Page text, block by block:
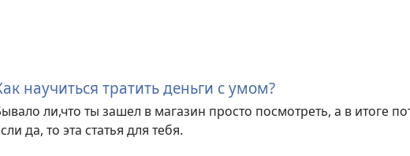
научиться тратить деньги с умом?
ли,что ты зашел в магазин просто посмотреть, а в итоге
да, то эта статья для тебя.